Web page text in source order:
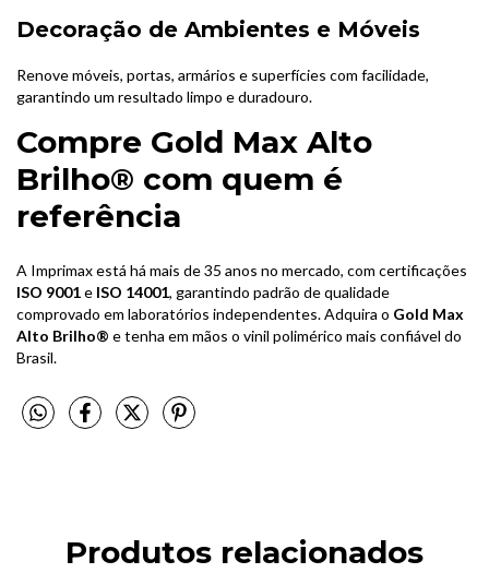
Decoração de Ambientes e Móveis
Renove móveis, portas, armários e superfícies com facilidade,
garantindo um resultado limpo e duradouro.
Compre Gold Max Alto
Brilho® com quem é
referência
A Imprimax está há mais de 35 anos no mercado, com certificações
ISO 9001e ISO 14001, garantindo padrão de qualidade
comprovado em laboratórios independentes. Adquira o Gold Max
Alto Brilho® e tenha em mãos o vinil polimérico mais confiável do
Brasil.
Produtos relacionados